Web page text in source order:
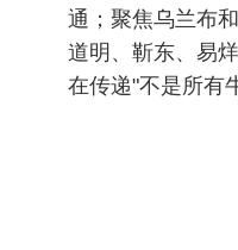
通；聚焦乌兰布
道明、靳东、易
在传递"不是所有